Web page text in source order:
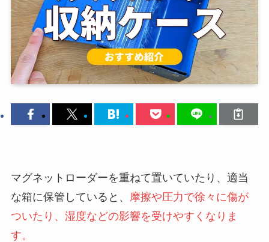
マグネットローダーを重ねて置いていたり、適当
な箱に保管していると、
摩擦や圧力で徐々に傷が
ついたり、湿度などの影響を受けやすくなりま
す。